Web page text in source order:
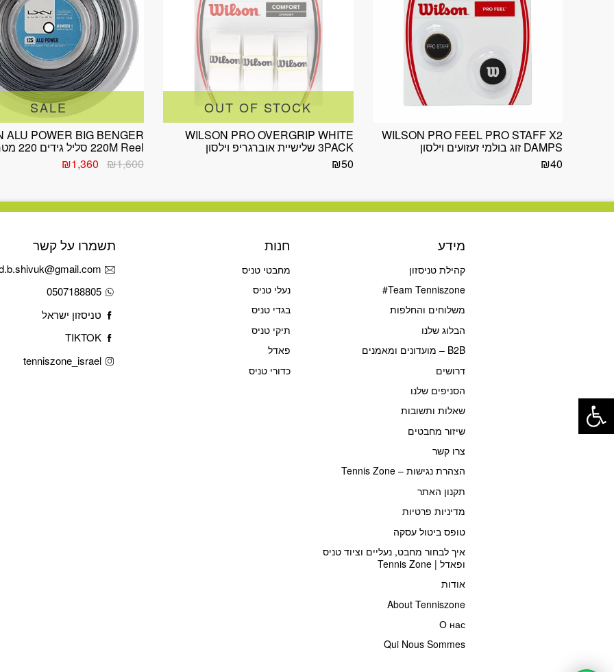
WILSON PRO FEEL PRO STAFF X2
DAMPS זוג בולמי זעזועים וילסון
₪40
OUT OF STOCK
WILSON PRO OVERGRIP WHITE
3PACK שלישיית אוברגריפ וילסון
₪50
SALE
ALU POWER BIG BENGER
220M Reel סליל גידים 220 מטר לוקסילון
₪1,600 המחיר
המקורי
₪1,600.
₪1,360
₪1,360.
מידע
קהילת טניסזון
Team Tenniszone#
משלוחים והחלפות
הבלוג שלנו
B2B – מועדונים ומאמנים
דרושים
הסניפים שלנו
שאלות ותשובות
שיזור מחבטים
צרו קשר
הצהרת נגישות – Tennis Zone
תקנון האתר
מדיניות פרטיות
טופס ביטול עסקה
איך לבחור מחבט, נעליים וציוד טניס
ופאדל | Tennis Zone
אודות
About Tenniszone
О нас
Qui Nous Sommes
חנות
מחבטי טניס
נעלי טניס
בגדי טניס
תיקי טניס
פאדל
כדורי טניס
תשמרו על קשר
0507188805
טניסזון ישראל
TIKTOK
tenniszone_israel
פתח סרגל נגישות